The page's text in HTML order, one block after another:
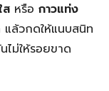
ส หรือ กาวแท่ง
ล้วกดให้แนบสนิท
ไม่ให้รอยขาด